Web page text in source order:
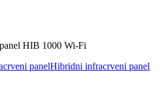
HIB 1000 Wi-Fi
Hibridni infracrveni panel